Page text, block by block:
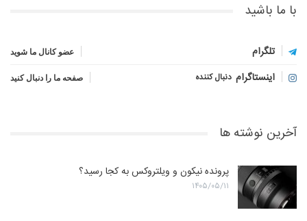
با ما باشید
تلگرام عضو کانال ما شوید
اینستاگرام دنبال کننده صفحه ما را دنبال کنید
آخرین نوشته ها
پرونده نیکون و ویلتروکس به کجا رسید؟
۱۴۰۵/۰۵/۱۱